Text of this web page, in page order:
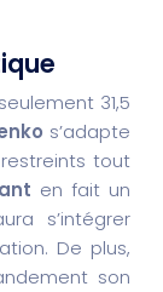
31,5
s’adapte
tout
en fait un
s’intégrer
De plus,
son